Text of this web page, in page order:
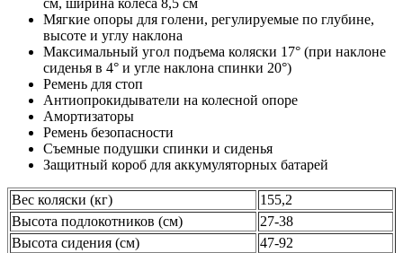
Мягкие опоры для голени, регулируемые по глубине,
высоте и углу наклона
Максимальный угол подъема коляски 17° (при наклоне
сиденья в 4° и угле наклона спинки 20°)
Ремень для стоп
Антиопрокидыватели на колесной опоре
Амортизаторы
Ремень безопасности
Съемные подушки спинки и сиденья
Защитный короб для аккумуляторных батарей
Вес коляски (кг)
155,2
Высота подлокотников (см)
27-38
Высота сидения (см)
47-92